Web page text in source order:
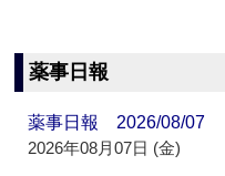
薬事日報
薬事日報 2026/08/07
2026年08月07日 (金)